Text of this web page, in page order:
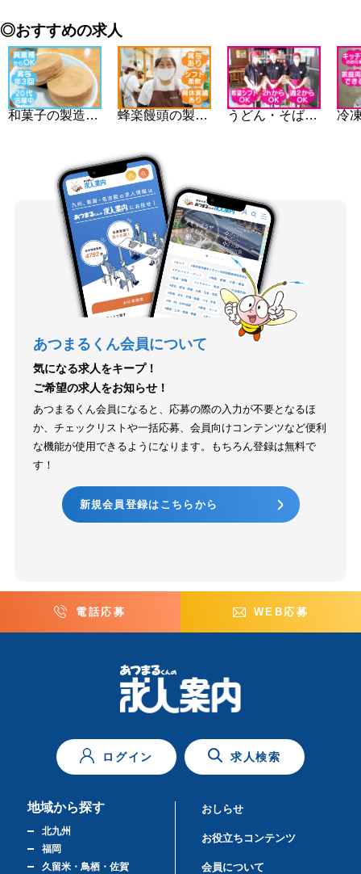
電話応募 WEB応募
◎おすすめの求人
和菓子の製造・配送スタッフ(未経験者歓迎!) 蜂楽饅頭の製造・販売スタッフ うどん・そば屋のホール・キッチンスタッフ
あつまるくん会員について
気になる求人をキープ！
ご希望の求人をお知らせ！
あつまるくん会員になると、応募の際の入力が不要となるほ
か、チェックリストや一括応募、会員向けコンテンツなど便利
な機能が使用できるようになります。もちろん登録は無料で
す！
新規会員登録はこちらから
ログイン 求人検索
地域から探す
北九州
福岡
久留米・鳥栖・佐賀
おしらせ
お役立ちコンテンツ
会員について